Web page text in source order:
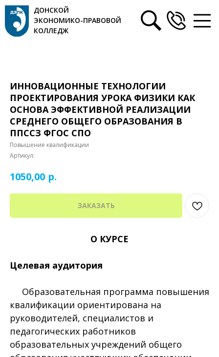
ДОНСКОЙ
ЭКОНОМИКО-ПРАВОВОЙ
КОЛЛЕДЖ
ИННОВАЦИОННЫЕ ТЕХНОЛОГИИ
ПРОЕКТИРОВАНИЯ УРОКА ФИЗИКИ КАК
ОСНОВА ЭФФЕКТИВНОЙ РЕАЛИЗАЦИИ
СРЕДНЕГО ОБЩЕГО ОБРАЗОВАНИЯ В
ППССЗ ФГОС СПО
Повышение квалификации
Артикул:
1050,00 р.
ЗАКАЗАТЬ
О КУРСЕ
Целевая аудитория
Образовательная программа повышения
квалификации ориентирована на
руководителей, специалистов и
педагогических работников
образовательных учреждений общего